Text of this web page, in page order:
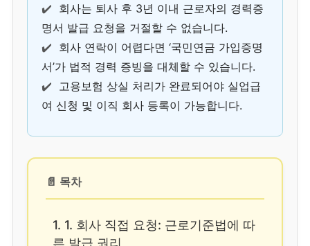
✔️ 회사는 퇴사 후 3년 이내 근로자의 경력증
명서 발급 요청을 거절할 수 없습니다.
✔️ 회사 연락이 어렵다면 ‘국민연금 가입증명
서’가 법적 경력 증빙을 대체할 수 있습니다.
✔️
고용보험 상실 처리가 완료되어야 실업급
여 신청 및 이직 회사 등록이 가능합니다.
📄 목차
1. 1. 회사 직접 요청: 근로기준법에 따
른 발급 권리